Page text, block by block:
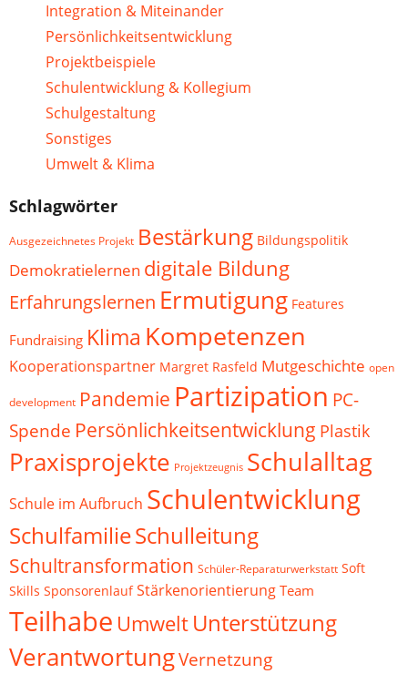
Integration & Miteinander
Persönlichkeitsentwicklung
Projektbeispiele
Schulentwicklung & Kollegium
Schulgestaltung
Sonstiges
Umwelt & Klima
Schlagwörter
Ausgezeichnetes Projekt Bestärkung Bildungspolitik
Demokratielernen digitale Bildung
Erfahrungslernen Ermutigung Features
Fundraising Klima Kompetenzen
Kooperationspartner Margret Rasfeld Mutgeschichte open
development Pandemie Partizipation PC-
Spende Persönlichkeitsentwicklung Plastik
Praxisprojekte Projektzeugnis Schulalltag
Schule im Aufbruch Schulentwicklung
SchulfamilieSchulleitung
Schultransformation Schüler-Reparaturwerkstatt Soft
Skills Sponsorenlauf Stärkenorientierung Team
Teilhabe Umwelt Unterstützung
VerantwortungVernetzung